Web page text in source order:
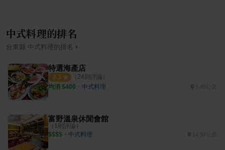
中式料理的排名
台東縣 中式料理 的排名 ›
特選海產店
2.3 （ 24則評論）
均消 $400 ・ 中式料理 5.45公里
富野溫泉休閒會館
（ 1 則評論）
$$$$ ・ 中式料理 14.97公里